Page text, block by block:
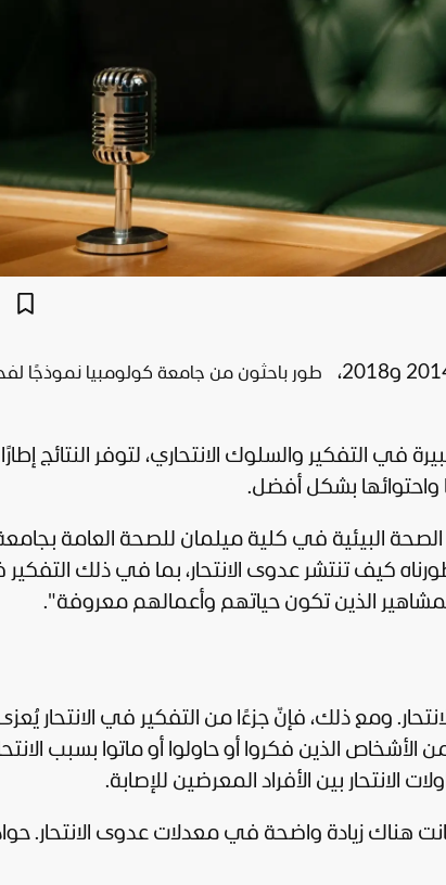
طور باحثون من جامعة كولومبيا نموذجًا
أدت إلى زيادات كبيرة في التفكير والسلوك الانتحاري، لتوفر النتائج إطارًا
واحتوائها بشكل أفضل.
الصحة البيئية في كلية ميلمان للصحة العامة
كيف تنتشر عدوى الانتحار، بما في ذلك
للمشاهير الذين تكون حياتهم وأعمالهم معروفة".
ومع ذلك، فإنّ جزءًا من التفكير في الانتحار
الذين فكروا أو حاولوا أو ماتوا بسبب
الانتحار بين الأفراد المعرضين للإصابة.
أنه بعد حوادث الانتحار عام 2014، كانت هناك زيادة واضحة في معدلات عدوى الانتحار.